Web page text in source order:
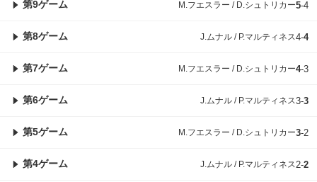
第9ゲーム M.フエスラー / D.シュトリカー5-4
第8ゲーム J.ムナル / P.マルティネス4-4
第7ゲーム M.フエスラー / D.シュトリカー4-3
第6ゲーム J.ムナル / P.マルティネス3-3
第5ゲーム M.フエスラー / D.シュトリカー3-2
第4ゲーム J.ムナル / P.マルティネス 2-2